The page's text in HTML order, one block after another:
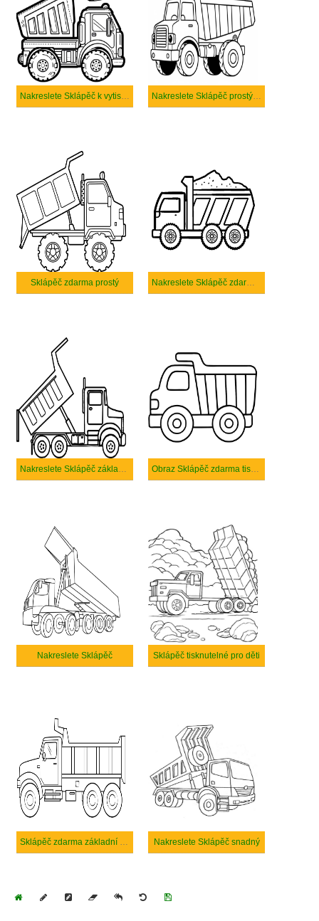
Nakreslete Sklápěč k vytisknutí zdarma Nakreslete Sklápěč prostý tisknutelné
Sklápěč zdarma prostý Nakreslete Sklápěč zdarma základní
Nakreslete Sklápěč základní Obraz Sklápěč zdarma tisknutelné
Nakreslete Sklápěč Sklápěč tisknutelné pro děti
Sklápěč zdarma základní tisknutelné Nakreslete Sklápěč snadný